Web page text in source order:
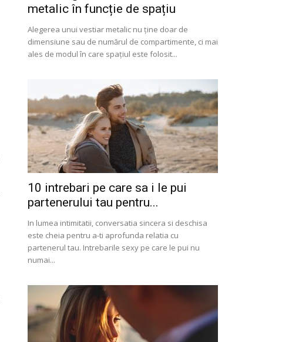
metalic în funcție de spațiu
Alegerea unui vestiar metalic nu ține doar de
dimensiune sau de numărul de compartimente, ci mai
ales de modul în care spațiul este folosit...
10 intrebari pe care sa i le pui
partenerului tau pentru...
In lumea intimitatii, conversatia sincera si deschisa
este cheia pentru a-ti aprofunda relatia cu
partenerul tau. Intrebarile sexy pe care le pui nu
numai...